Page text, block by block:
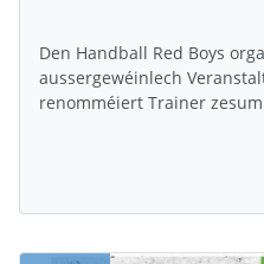
Den Handball Red Boys
aussergewéinlech
renomméiert Trainer